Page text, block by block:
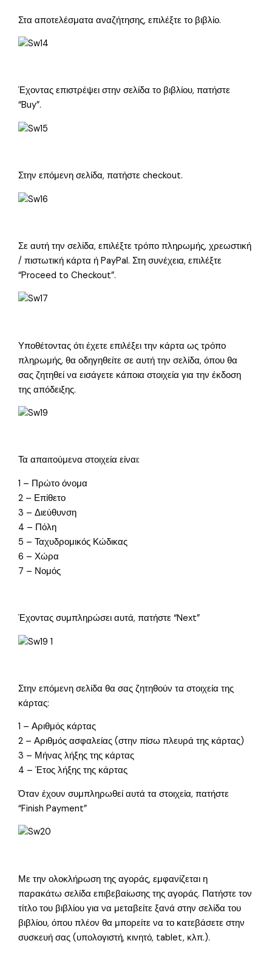
Στα αποτελέσματα αναζήτησης, επιλέξτε το βιβλίο.
Έχοντας επιστρέψει στην σελίδα το βιβλίου, πατήστε
“Buy”.
Στην επόμενη σελίδα, πατήστε checkout.
Σε αυτή την σελίδα, επιλέξτε τρόπο πληρωμής, χρεωστική
/ πιστωτική κάρτα ή PayPal. Στη συνέχεια, επιλέξτε
“Proceed to Checkout”.
Υποθέτοντας ότι έχετε επιλέξει την κάρτα ως τρόπο
πληρωμής, θα οδηγηθείτε σε αυτή την σελίδα, όπου θα
σας ζητηθεί να εισάγετε κάποια στοιχεία για την έκδοση
της απόδειξης.
Τα απαιτούμενα στοιχεία είναι:
1 – Πρώτο όνομα
2 – Επίθετο
3 – Διεύθυνση
4 – Πόλη
5 – Ταχυδρομικός Κώδικας
6 – Χώρα
7 – Νομός
Έχοντας συμπληρώσει αυτά, πατήστε “Next”
Στην επόμενη σελίδα θα σας ζητηθούν τα στοιχεία της
κάρτας:
1 – Αριθμός κάρτας
2 – Αριθμός ασφαλείας (στην πίσω πλευρά της κάρτας)
3 – Μήνας λήξης της κάρτας
4 – Έτος λήξης της κάρτας
Όταν έχουν συμπληρωθεί αυτά τα στοιχεία, πατήστε
“Finish Payment”
Με την ολοκλήρωση της αγοράς, εμφανίζεται η
παρακάτω σελίδα επιβεβαίωσης της αγοράς. Πατήστε τον
τίτλο του βιβλίου για να μεταβείτε ξανά στην σελίδα του
βιβλίου, όπου πλέον θα μπορείτε να το κατεβάσετε στην
συσκευή σας (υπολογιστή, κινητό, tablet, κλπ.).